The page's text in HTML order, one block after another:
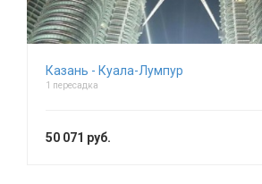
Казань - Куала-Лумпур
1 пересадка
50 071 руб.